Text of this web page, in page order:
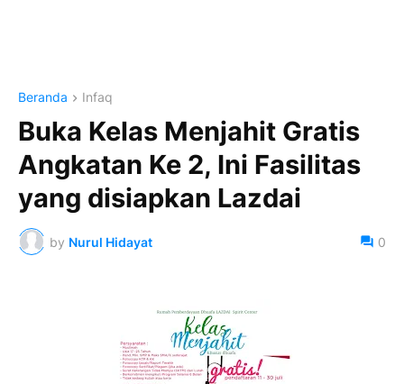
Beranda Infaq
Buka Kelas Menjahit Gratis
Angkatan Ke 2, Ini Fasilitas
yang disiapkan Lazdai
by Nurul Hidayat 0